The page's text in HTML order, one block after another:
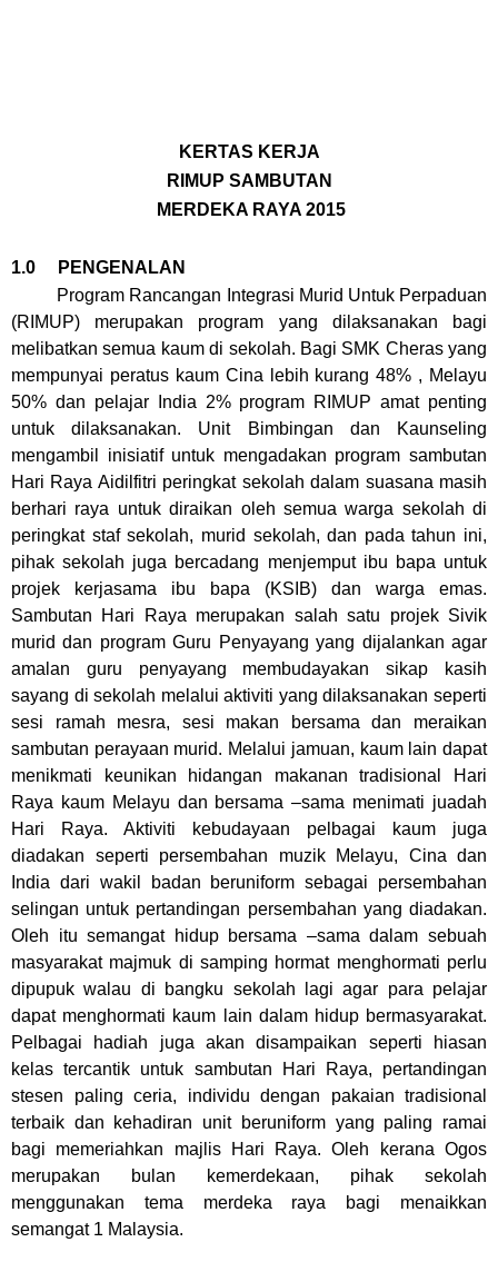
KERTAS KERJA
RIMUP SAMBUTAN
MERDEKA RAYA 2015
1.0 PENGENALAN
Program Rancangan Integrasi Murid Untuk Perpaduan
(RIMUP) merupakan program yang dilaksanakan bagi
melibatkan semua kaum di sekolah. Bagi SMK Cheras yang
mempunyai peratus kaum Cina lebih kurang 48% , Melayu
50% dan pelajar India 2% program RIMUP amat penting
untuk dilaksanakan. Unit Bimbingan dan Kaunseling
mengambil inisiatif untuk mengadakan program sambutan
Hari Raya Aidilfitri peringkat sekolah dalam suasana masih
berhari raya untuk diraikan oleh semua warga sekolah di
peringkat staf sekolah, murid sekolah, dan pada tahun ini,
pihak sekolah juga bercadang menjemput ibu bapa untuk
projek kerjasama ibu bapa (KSIB) dan warga emas.
Sambutan Hari Raya merupakan salah satu projek Sivik
murid dan program Guru Penyayang yang dijalankan agar
amalan guru penyayang membudayakan sikap kasih
sayang di sekolah melalui aktiviti yang dilaksanakan seperti
sesi ramah mesra, sesi makan bersama dan meraikan
sambutan perayaan murid. Melalui jamuan, kaum lain dapat
menikmati keunikan hidangan makanan tradisional Hari
Raya kaum Melayu dan bersama –sama menimati juadah
Hari Raya. Aktiviti kebudayaan pelbagai kaum juga
diadakan seperti persembahan muzik Melayu, Cina dan
India dari wakil badan beruniform sebagai persembahan
selingan untuk pertandingan persembahan yang diadakan.
Oleh itu semangat hidup bersama –sama dalam sebuah
masyarakat majmuk di samping hormat menghormati perlu
dipupuk walau di bangku sekolah lagi agar para pelajar
dapat menghormati kaum lain dalam hidup bermasyarakat.
Pelbagai hadiah juga akan disampaikan seperti hiasan
kelas tercantik untuk sambutan Hari Raya, pertandingan
stesen paling ceria, individu dengan pakaian tradisional
terbaik dan kehadiran unit beruniform yang paling ramai
bagi memeriahkan majlis Hari Raya. Oleh kerana Ogos
merupakan bulan kemerdekaan, pihak sekolah
menggunakan tema merdeka raya bagi menaikkan
semangat 1 Malaysia.